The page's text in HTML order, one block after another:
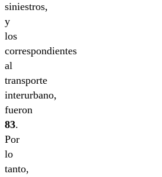
siniestros,
y
los
correspondientes
al
transporte
interurbano,
fueron
83.
Por
lo
tanto,